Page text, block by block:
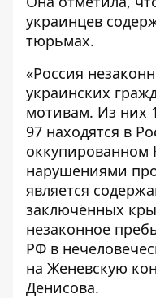
украинцев
тюрьмах.
«Россия
украинских
мотивам. Из них
97 находятся в
нарушениями
является
заключённых
незаконное
РФ в
на Женевскую
Денисова.